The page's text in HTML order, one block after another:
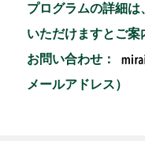
プログラムの詳細は
いただけますとご案
お問い合わせ：
メールアドレス）